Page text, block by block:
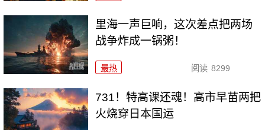
里海一声巨响，这次差点把两场
战争炸成一锅粥！
最热 阅读 8299
731！特高课还魂！高市早苗两把
火烧穿日本国运